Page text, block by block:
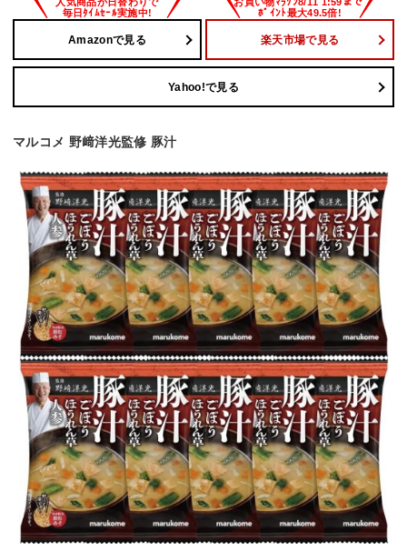
Amazonで見る 楽天市場で見る
Yahoo!で見る
マルコメ 野﨑洋光監修 豚汁